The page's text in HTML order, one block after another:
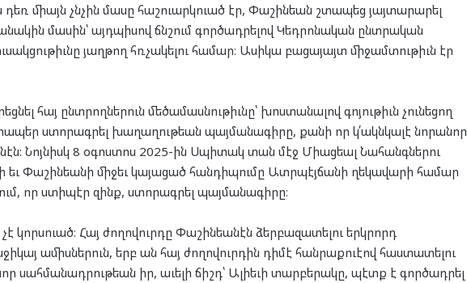
դեռ միայն չնչին մասը հաշուարկուած էր, Փաշինեան շտապեց յայտարարել
մասին՝ այդպիսով ճնշում գործադրելով Կեդրոնական ընտրական
յաղթող հռչակելու համար։ Ասիկա բացայայտ միջամտութիւն էր
հայ ընտրողներուն մեծամասնութիւնը՝ խոստանալով գոյութիւն չունեցող
ստորագրել խաղաղութեան պայմանագիրը, քանի որ կ՛ակնկալէ նորանոր
Նոյնիսկ 8 օգոստոս 2025-ին Սպիտակ տան մէջ Միացեալ Նահանգներու
Փաշինեանի միջեւ կայացած հանդիպումը Ատրպէյճանի ղեկավարի համար
որ ստիպէր զինք, ստորագրել պայմանագիրը։
կորսուած։ Հայ ժողովուրդը Փաշինեանէն ձերբազատելու երկրորդ
ամիսներուն, երբ ան հայ ժողովուրդին դիմէ հանրաքուէով հաստատելու
սահմանադրութեան իր, աւելի ճիշդ՝ Ալիեւի տարբերակը, պէտք է գործադրել